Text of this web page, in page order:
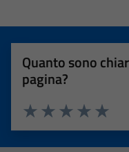
Quanto sono
pagina?
Valuta
Valuta 4
Valuta 3 stelle
Valuta 2 stelle su 5
Valuta 1 stelle su 5